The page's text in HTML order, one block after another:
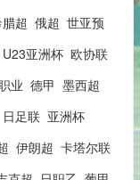
超 俄超 世亚预
U23亚洲杯 欧协联
业 德甲 墨西超
日足联 亚洲杯
伊朗超 卡塔尔联